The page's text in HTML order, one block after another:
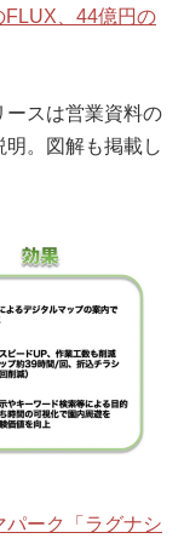
FLUX、44億円の
ースは営業資料の
。図解も掲載し
ーク「ラグナシ